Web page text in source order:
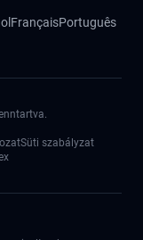
FrançaisPortuguês
Süti szabályzat